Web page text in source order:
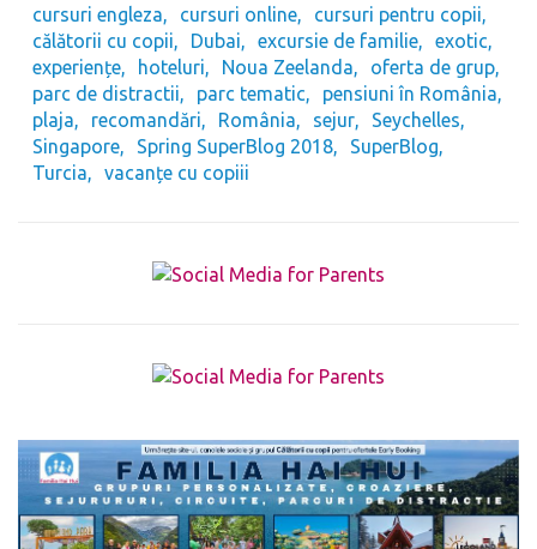
cursuri engleza
cursuri online
cursuri pentru copii
călătorii cu copii
Dubai excursie de familie
exotic
experiențe
hoteluri Noua Zeelanda
oferta de grup
parc de distractii
parc tematic
pensiuni în România
plaja
recomandări România sejur
Seychelles
Singapore
Spring SuperBlog 2018
SuperBlog
Turcia
vacanțe cu copiii
The form you have selected does not exist.